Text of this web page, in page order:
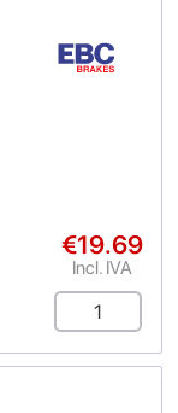
€19.69
Incl. IVA